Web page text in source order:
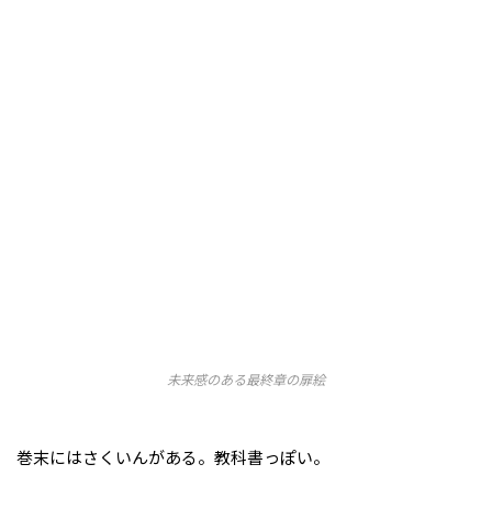
未来感のある最終章の扉絵
巻末にはさくいんがある。教科書っぽい。